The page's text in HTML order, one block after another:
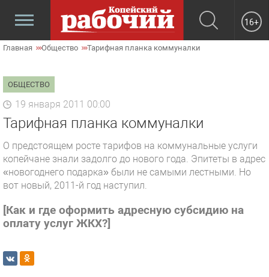
16+
Главная Общество Тарифная планка коммуналки
ОБЩЕСТВО
19 января 2011 00:00
Тарифная планка коммуналки
О предстоящем росте тарифов на коммунальные услуги
копейчане знали задолго до нового года. Эпитеты в адрес
«новогоднего подарка» были не самыми лестными. Но
вот новый, 2011-й год наступил.
[Как и где оформить адресную субсидию на
оплату услуг ЖКХ?]